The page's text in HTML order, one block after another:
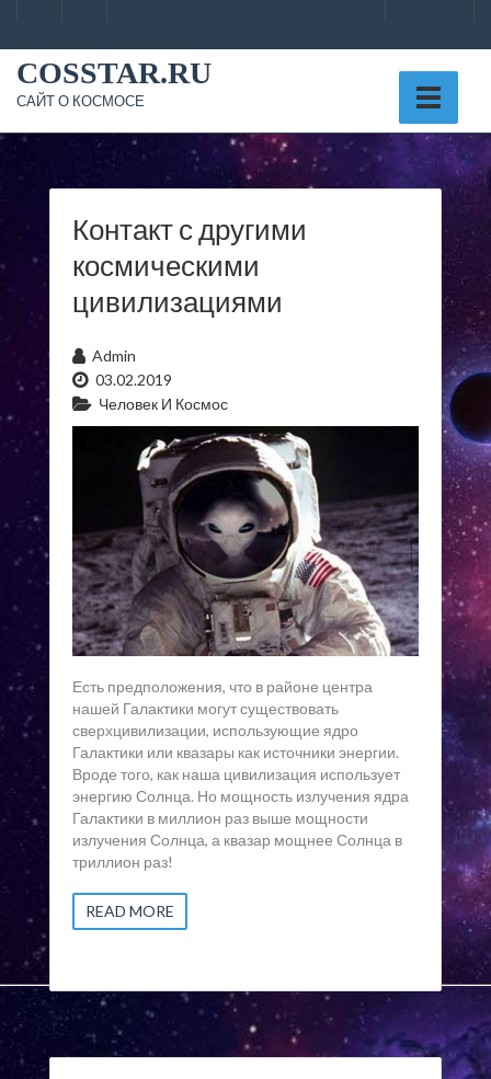
content
COSSTAR.RU
САЙТ О КОСМОСЕ
Контакт с другими
космическими
цивилизациями
Admin
03.02.2019
Человек И Космос
Есть предположения, что в районе центра
нашей Галактики могут существовать
сверхцивилизации, использующие ядро
Галактики или квазары как источники энергии.
Вроде того, как наша цивилизация использует
энергию Солнца. Но мощность излучения ядра
Галактики в миллион раз выше мощности
излучения Солнца, а квазар мощнее Солнца в
триллион раз!
READ MORE